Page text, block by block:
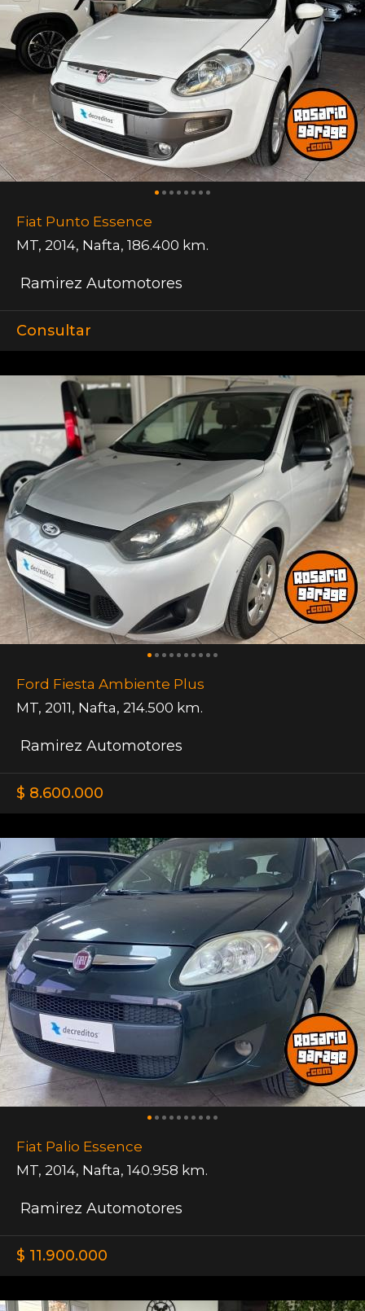
Fiat Punto Essence
MT, 2014, Nafta, 186.400 km.
Ramirez Automotores
Consultar
Ford Fiesta Ambiente Plus
MT, 2011, Nafta, 214.500 km.
Ramirez Automotores
$ 8.600.000
Fiat Palio Essence
MT, 2014, Nafta, 140.958 km.
Ramirez Automotores
$ 11.900.000